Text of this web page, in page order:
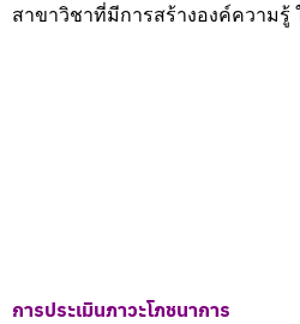
สาขาวิชาที่มีการสร้างองค์ความรู้
การประเมินภาวะโภชนาการ